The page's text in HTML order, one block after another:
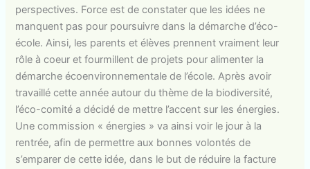
perspectives. Force est de constater que les idées ne
manquent pas pour poursuivre dans la démarche d’éco-
école. Ainsi, les parents et élèves prennent vraiment leur
rôle à coeur et fourmillent de projets pour alimenter la
démarche écoenvironnementale de l’école. Après avoir
travaillé cette année autour du thème de la biodiversité,
l’éco-comité a décidé de mettre l’accent sur les énergies.
Une commission « énergies » va ainsi voir le jour à la
rentrée, afin de permettre aux bonnes volontés de
s’emparer de cette idée, dans le but de réduire la facture